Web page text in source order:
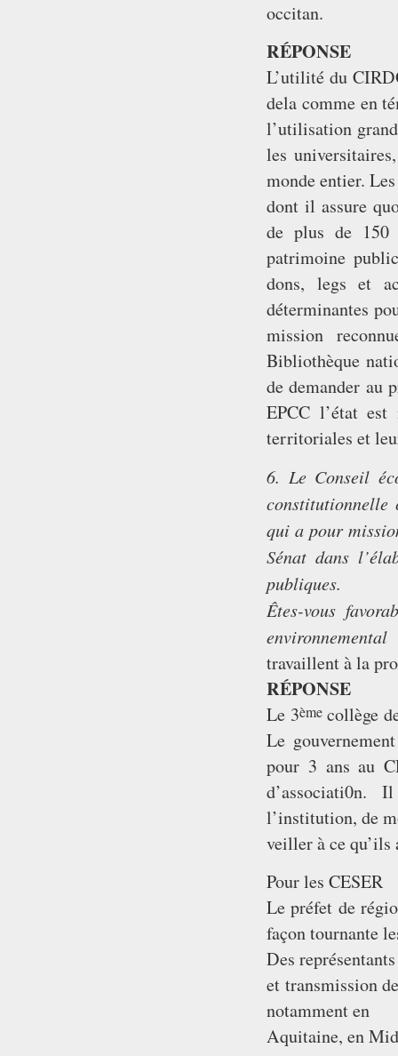
occitan.
RÉPONSE
L’utilité du
dela comme en
l’utilisation
les
monde entier.
dont il assure
de plus de 150
patrimoine
dons, legs et
déterminantes
mission
Bibliothèque
de demander au
EPCC l’état
territoriales et
6. Le Conseil
constitutionnelle
qui a pour
Sénat dans
publiques.
Êtes-vous
travaillent à la
RÉPONSE
Le 3èmecollège
Le
pour 3 ans au
d’associati0n.
l’institution, de
veiller à ce qu’ils
Pour les CESER
Le préfet de
façon tournante
Des
et transmission
notamment en
Aquitaine, en